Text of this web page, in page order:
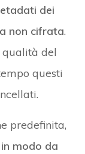
dei
non cifrata.
del
questi
predefinita,
modo da